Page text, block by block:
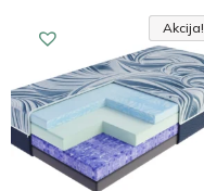
Akcija!
Akcija
Akcija!